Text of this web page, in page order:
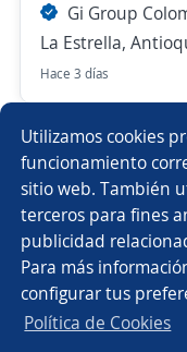
Utilizamos cookies
funcionamiento
sitio web. También
terceros para fines
publicidad
Para más
configurar tus
Política de Cookies
Gi Group
La Estrella,
Hace 3 días
Auxiliar de
tiempo
Gi Group
La Estrella,
Hace 5 días